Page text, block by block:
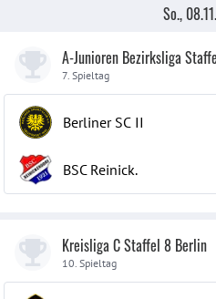
So.,
A-Junioren Bezirksliga
7. Spieltag
Berliner SC II
BSC Reinick.
Kreisliga C Staffel 8 Berlin
10. Spieltag